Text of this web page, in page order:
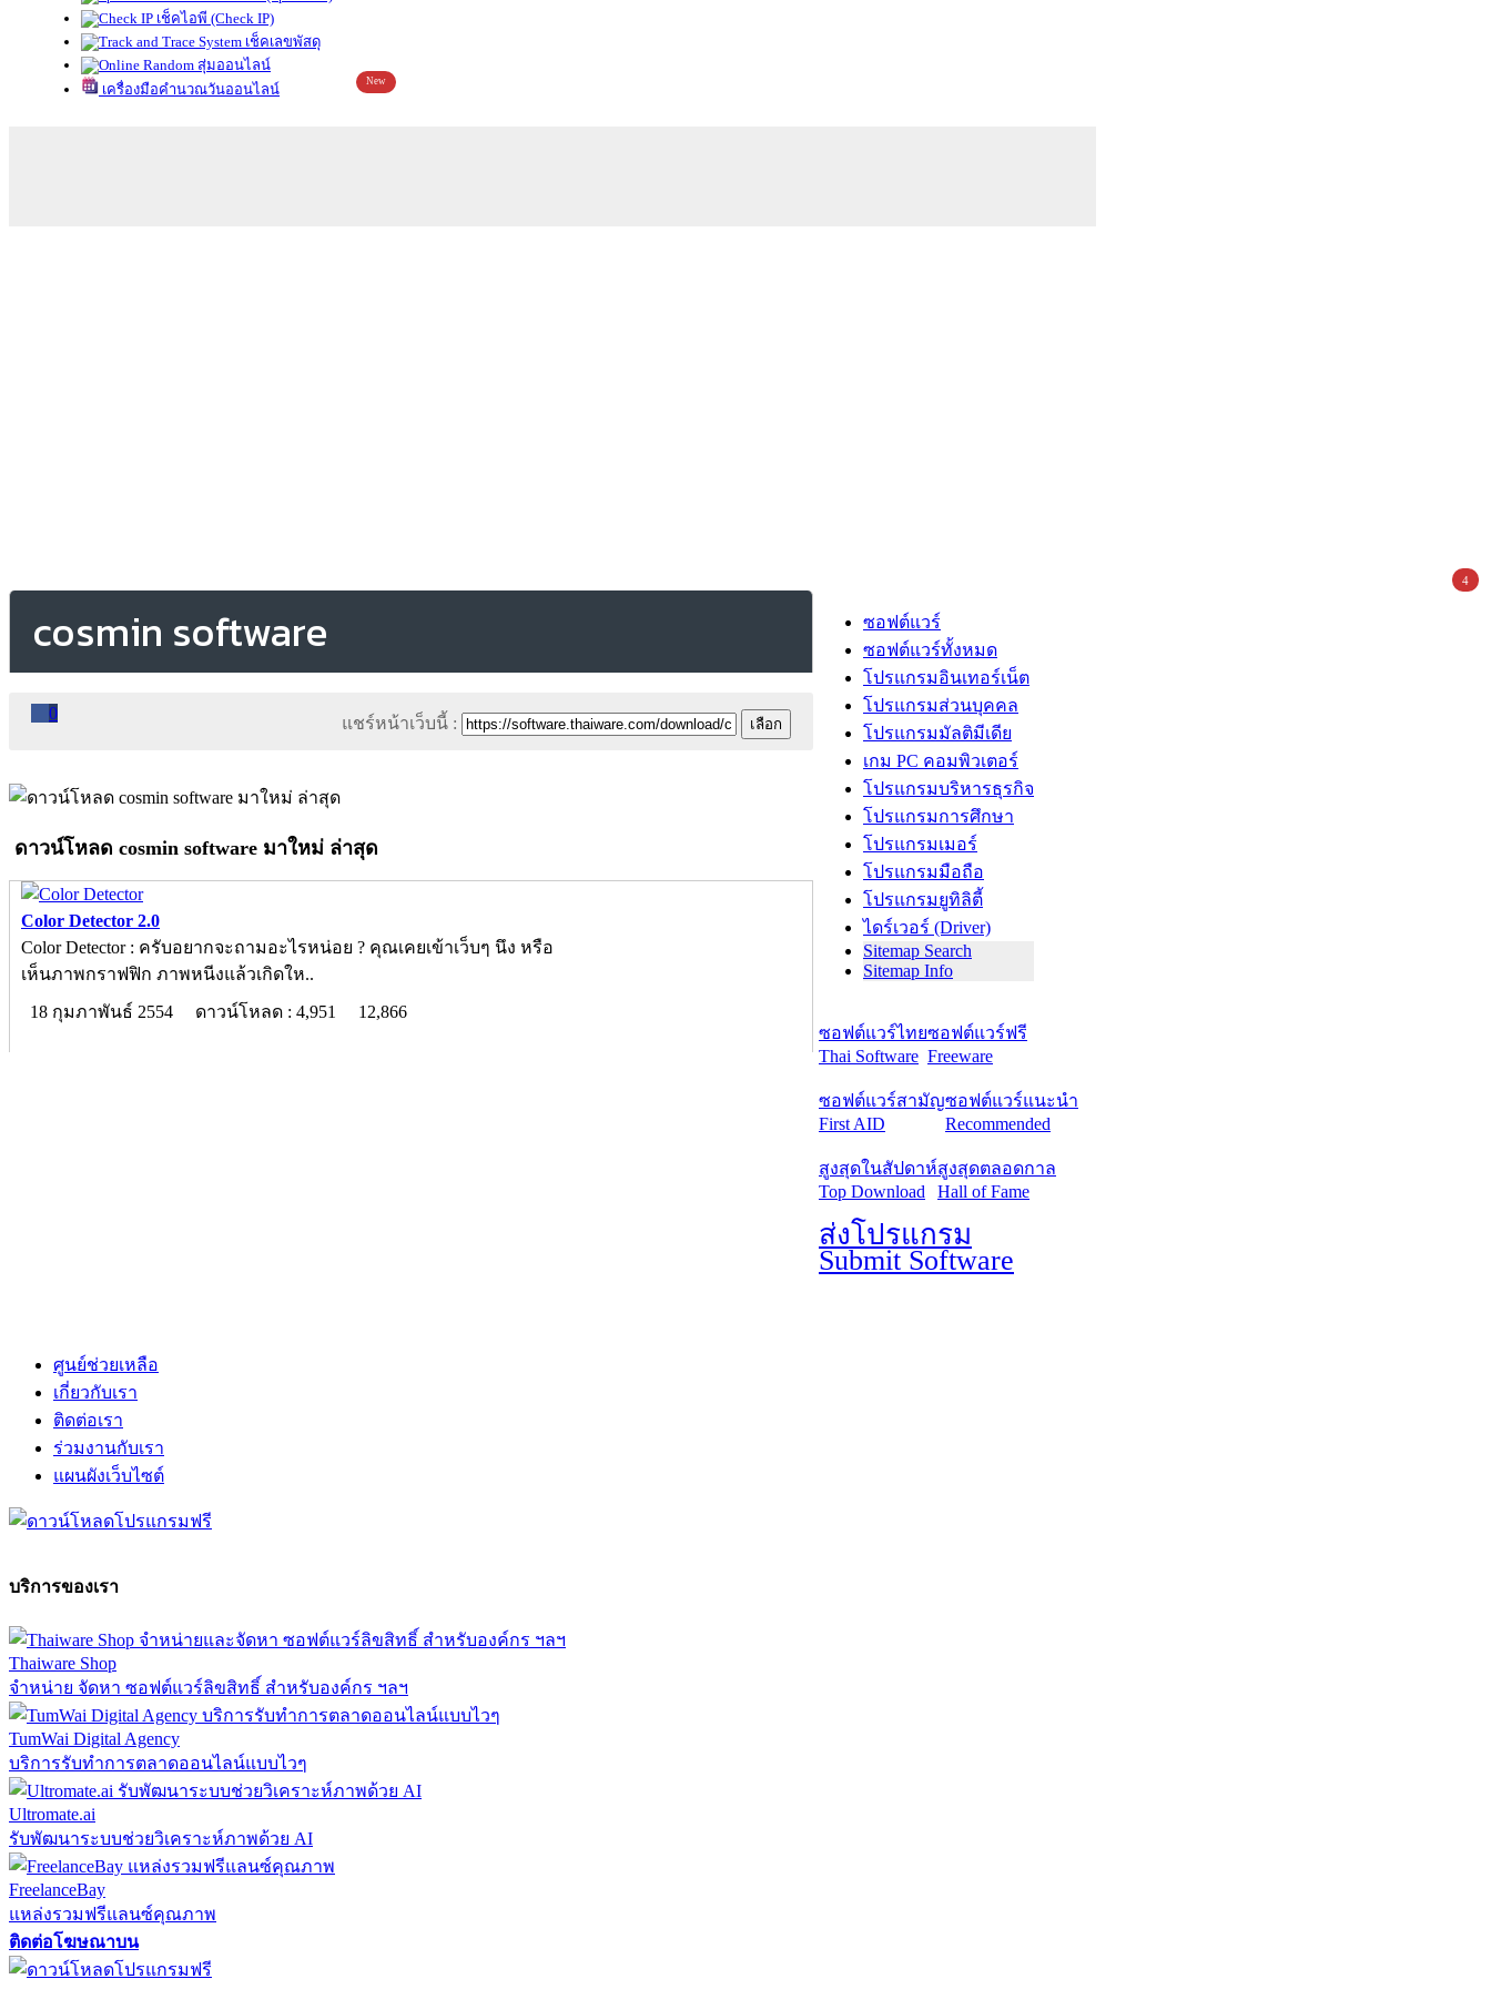
เช็คไอพี (Check IP)
เช็คเลขพัสดุ
สุ่มออนไลน์
เครื่องมือคำนวณวันออนไลน์
New
cosmin software
0
แชร์หน้าเว็บนี้ :
ดาวน์โหลด cosmin software มาใหม่ ล่าสุด
Color Detector 2.0
Color Detector : ครับอยากจะถามอะไรหน่อย ? คุณเคยเข้าเว็บๆ นึง หรือ
เห็นภาพกราฟฟิก ภาพหนีงแล้วเกิดให..
18 กุมภาพันธ์ 2554
ดาวน์โหลด : 4,951 12,866
ซอฟต์แวร์
ซอฟต์แวร์ทั้งหมด
โปรแกรมอินเทอร์เน็ต
โปรแกรมส่วนบุคคล
โปรแกรมมัลติมีเดีย
เกม PC คอมพิวเตอร์
โปรแกรมบริหารธุรกิจ
โปรแกรมการศึกษา
โปรแกรมเมอร์
โปรแกรมมือถือ
โปรแกรมยูทิลิตี้
ไดร์เวอร์ (Driver)
Sitemap Search
Sitemap Info
ซอฟต์แวร์ไทย
Thai Software
ซอฟต์แวร์ฟรี
Freeware
ซอฟต์แวร์สามัญ
First AID
ซอฟต์แวร์แนะนำ
Recommended
สูงสุดในสัปดาห์
Top Download
สูงสุดตลอดกาล
Hall of Fame
ส่งโปรแกรม
Submit Software
ศูนย์ช่วยเหลือ
เกี่ยวกับเรา
ติดต่อเรา
ร่วมงานกับเรา
4
แผนผังเว็บไซต์
บริการของเรา
Thaiware Shop
จำหน่าย จัดหา ซอฟต์แวร์ลิขสิทธิ์ สำหรับองค์กร ฯลฯ
TumWai Digital Agency
บริการรับทำการตลาดออนไลน์แบบไวๆ
Ultromate.ai
รับพัฒนาระบบช่วยวิเคราะห์ภาพด้วย AI
FreelanceBay
แหล่งรวมฟรีแลนซ์คุณภาพ
ติดต่อโฆษณาบน